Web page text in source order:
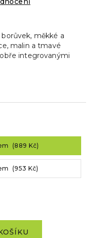
měkké a
malin a tmavé
integrovanými
(889 Kč)
(953 Kč)